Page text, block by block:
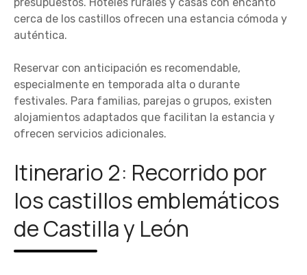
cerca de los castillos ofrecen una estancia cómoda y
auténtica.
Reservar con anticipación es recomendable,
especialmente en temporada alta o durante
festivales. Para familias, parejas o grupos, existen
alojamientos adaptados que facilitan la estancia y
ofrecen servicios adicionales.
Itinerario 2: Recorrido por
los castillos emblemáticos
de Castilla y León